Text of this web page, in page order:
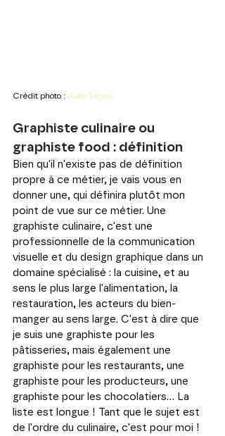
Crédit photo : Autri Taheri
Graphiste culinaire ou
graphiste food : définition
Bien qu'il n'existe pas de définition
propre à ce métier, je vais vous en
donner une, qui définira plutôt mon
point de vue sur ce métier. Une
graphiste culinaire, c'est une
professionnelle de la communication
visuelle et du design graphique dans un
domaine spécialisé : la cuisine, et au
sens le plus large l'alimentation, la
restauration, les acteurs du bien-
manger au sens large. C'est à dire que
je suis une graphiste pour les
pâtisseries, mais également une
graphiste pour les restaurants, une
graphiste pour les producteurs, une
graphiste pour les chocolatiers... La
liste est longue ! Tant que le sujet est
de l'ordre du culinaire, c'est pour moi !